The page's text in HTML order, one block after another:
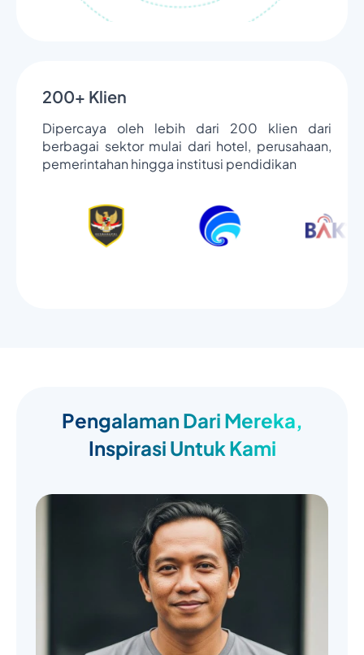
200+ Klien
Dipercaya oleh lebih dari 200 klien dari
berbagai sektor mulai dari hotel, perusahaan,
pemerintahan hingga institusi pendidikan
Pengalaman Dari Mereka,
Inspirasi Untuk Kami